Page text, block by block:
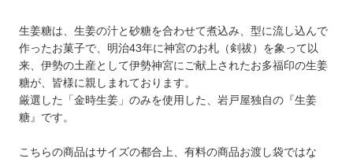
生姜糖は、生姜の汁と砂糖を合わせて煮込み、型に流し込んで
作ったお菓子で、明治43年に神宮のお札（剣祓）を象って以
来、伊勢の土産として伊勢神宮にご献上されたお多福印の生姜
糖が、皆様に親しまれております。
厳選した「金時生姜」のみを使用した、岩戸屋独自の『生姜
糖』です。
こちらの商品はサイズの都合上、有料の商品お渡し袋ではな